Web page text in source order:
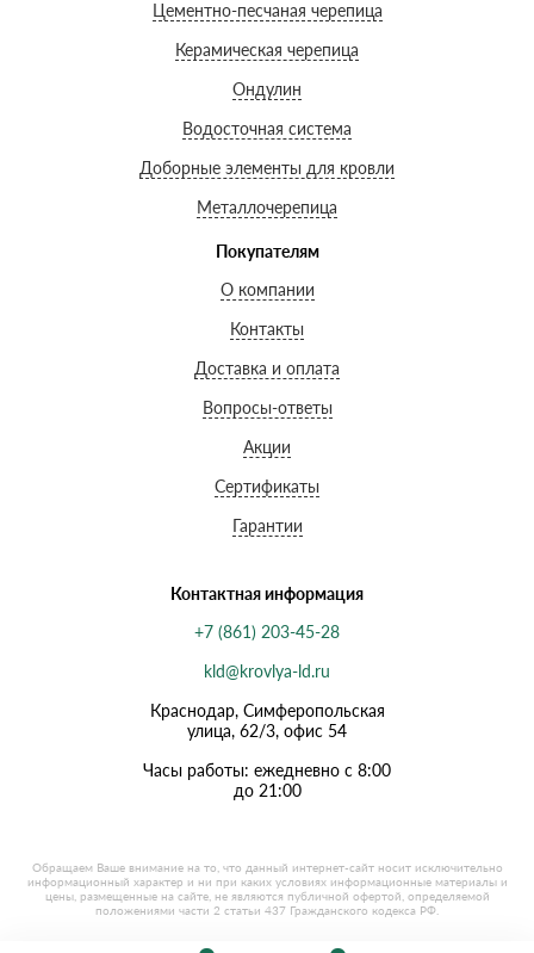
Цементно-песчаная черепица
Керамическая черепица
Ондулин
Водосточная система
Доборные элементы для кровли
Металлочерепица
Покупателям
О компании
Контакты
Доставка и оплата
Вопросы-ответы
Акции
Сертификаты
Гарантии
Контактная информация
+7 (861) 203-45-28
kld@krovlya-ld.ru
Краснодар, Симферопольская
улица, 62/3, офис 54
Часы работы: ежедневно с 8:00
до 21:00